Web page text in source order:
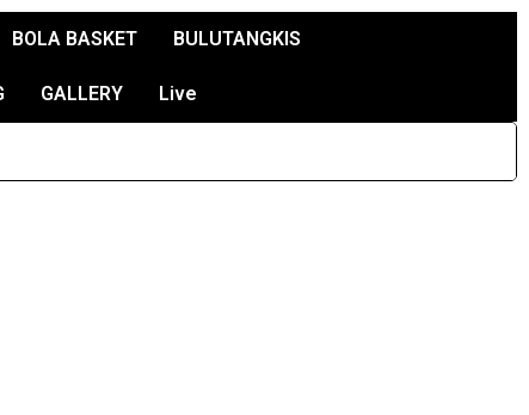
BOLA BASKET BULUTANGKIS
GALLERY Live